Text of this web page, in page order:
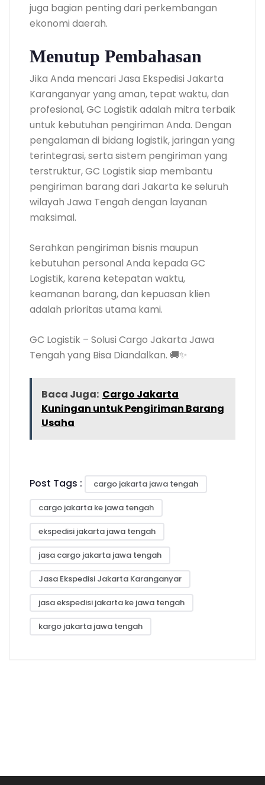
juga bagian penting dari perkembangan
ekonomi daerah.
Menutup Pembahasan
Jika Anda mencari Jasa Ekspedisi Jakarta
Karanganyar yang aman, tepat waktu, dan
profesional, GC Logistik adalah mitra terbaik
untuk kebutuhan pengiriman Anda. Dengan
pengalaman di bidang logistik, jaringan yang
terintegrasi, serta sistem pengiriman yang
terstruktur, GC Logistik siap membantu
pengiriman barang dari Jakarta ke seluruh
wilayah Jawa Tengah dengan layanan
maksimal.
Serahkan pengiriman bisnis maupun
kebutuhan personal Anda kepada GC
Logistik, karena ketepatan waktu,
keamanan barang, dan kepuasan klien
adalah prioritas utama kami.
GC Logistik – Solusi Cargo Jakarta Jawa
Tengah yang Bisa Diandalkan. 🚚✨
Baca Juga: Cargo Jakarta
Kuningan untuk Pengiriman Barang
Usaha
Post Tags : cargo jakarta jawa tengah
cargo jakarta ke jawa tengah
ekspedisi jakarta jawa tengah
jasa cargo jakarta jawa tengah
Jasa Ekspedisi Jakarta Karanganyar
jasa ekspedisi jakarta ke jawa tengah
kargo jakarta jawa tengah